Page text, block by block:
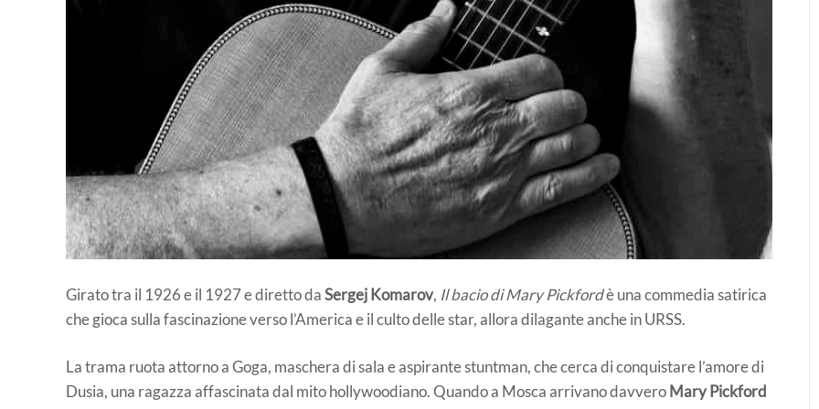
Girato tra il 1926 e il 1927 e diretto daSergej Komarov, Il bacio di Mary Pickfordè una commedia satirica
che gioca sulla fascinazione verso l’America e il culto delle star, allora dilagante anche in URSS.
La trama ruota attorno a Goga, maschera di sala e aspirante stuntman, che cerca di conquistare l’amore di
Dusia, una ragazza affascinata dal mito hollywoodiano. Quando a Mosca arrivano davveroMary Pickford